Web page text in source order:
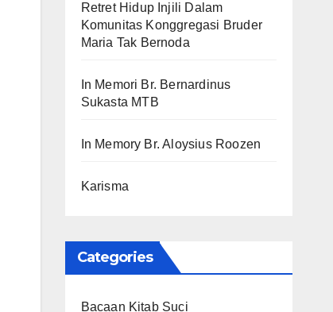
Retret Hidup Injili Dalam
Komunitas Konggregasi Bruder
Maria Tak Bernoda
In Memori Br. Bernardinus
Sukasta MTB
In Memory Br. Aloysius Roozen
Karisma
Categories
Bacaan Kitab Suci